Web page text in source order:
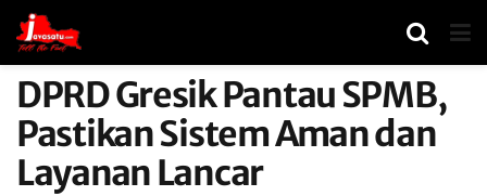
DPRD Gresik Pantau SPMB,
Pastikan Sistem Aman dan
Layanan Lancar